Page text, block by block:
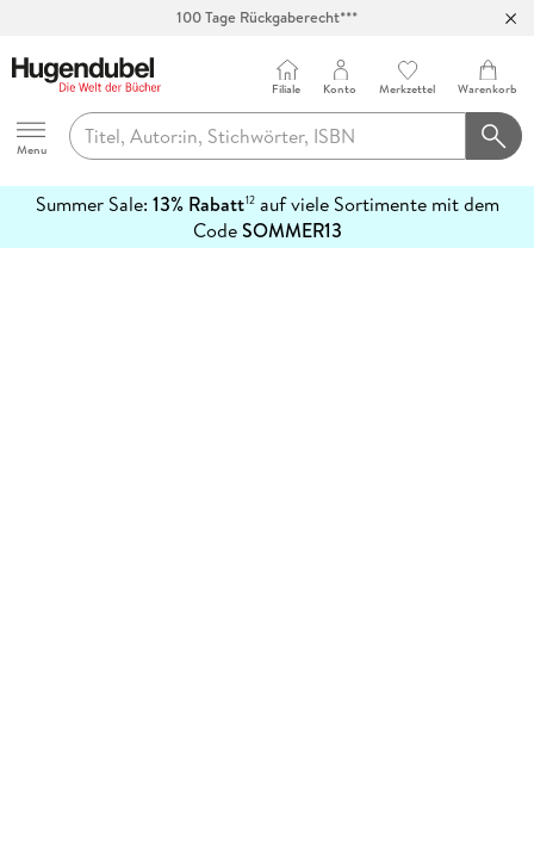
100 Tage Rückgaberecht***
Hugendubel
Menu
Filiale Konto Merkzettel Warenkorb
Summer Sale: 13% Rabatt12auf viele Sortimente mit dem
CodeSOMMER13
erfahren